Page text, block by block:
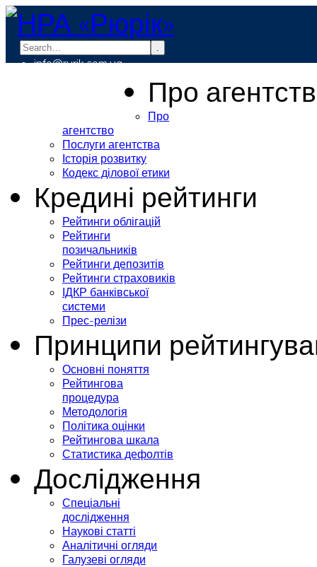
.
info@rurik.com.ua
Про
Про
агентство
Послуги агентства
Історія розвитку
Кодекс ділової етики
Кредині рейтинги
Рейтинги облігацій
Рейтинги
позичальників
Рейтинги депозитів
Рейтинги страховиків
ІДКР банківської
системи
Прес-релізи
Принципи
Основні поняття
Рейтингова
процедура
Методологія
Політика оцінки
Рейтингова шкала
Статистика дефолтів
Дослідження
Спеціальні
дослідження
Наукові статті
Аналітичні огляди
Галузеві огляди